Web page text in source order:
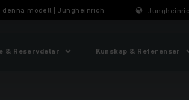
denna modell | Jungheinrich
& Reservdelar Kunskap & Referenser